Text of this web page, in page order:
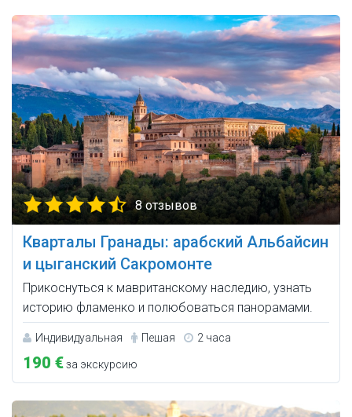
8 отзывов
Кварталы Гранады: арабский Альбайсин
и цыганский Сакромонте
Прикоснуться к мавританскому наследию, узнать
историю фламенко и полюбоваться панорамами.
Индивидуальная Пешая 2 часа
190 €за экскурсию